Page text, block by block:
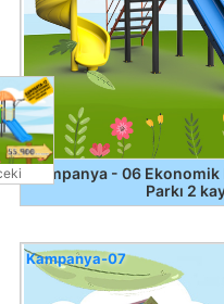
Kampanya - 06 Ekonomik
Parkı 2
Kampanya-07